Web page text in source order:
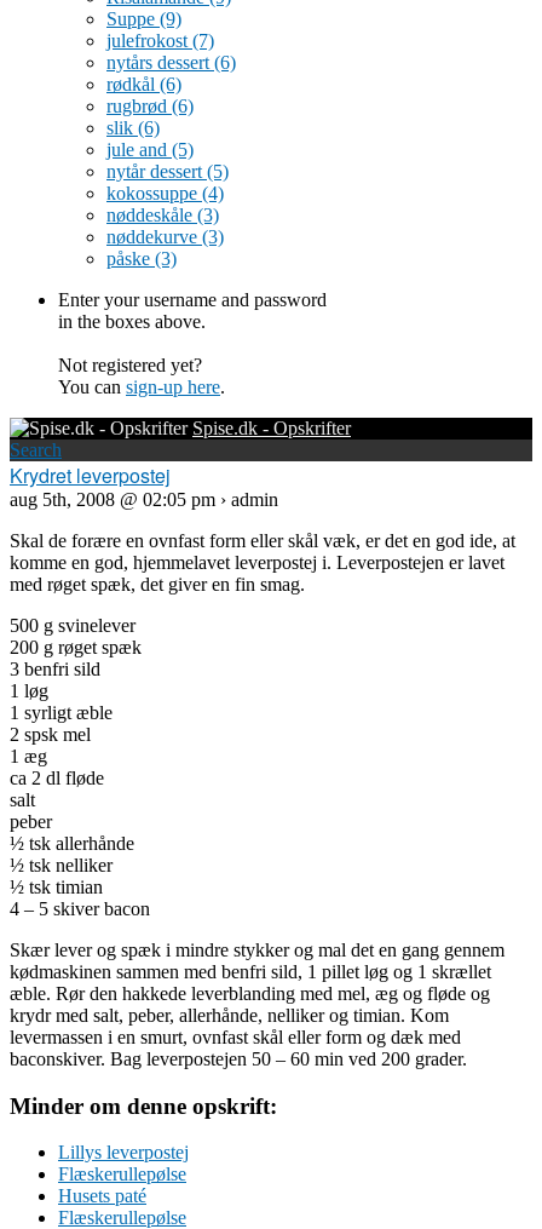
Suppe (9)
julefrokost (7)
nytårs dessert (6)
rødkål (6)
rugbrød (6)
slik (6)
jule and (5)
nytår dessert (5)
kokossuppe (4)
nøddeskåle (3)
nøddekurve (3)
påske (3)
Enter your username and password
in the boxes above.
Not registered yet?
You can sign-up here.
Spise.dk - Opskrifter
Search
Krydret leverpostej
aug 5th, 2008 @ 02:05 pm › admin
Skal de forære en ovnfast form eller skål væk, er det en god ide, at
komme en god, hjemmelavet leverpostej i. Leverpostejen er lavet
med røget spæk, det giver en fin smag.
500 g svinelever
200 g røget spæk
3 benfri sild
1 løg
1 syrligt æble
2 spsk mel
1 æg
ca 2 dl fløde
salt
peber
½ tsk allerhånde
½ tsk nelliker
½ tsk timian
4 – 5 skiver bacon
Skær lever og spæk i mindre stykker og mal det en gang gennem
kødmaskinen sammen med benfri sild, 1 pillet løg og 1 skrællet
æble. Rør den hakkede leverblanding med mel, æg og fløde og
krydr med salt, peber, allerhånde, nelliker og timian. Kom
levermassen i en smurt, ovnfast skål eller form og dæk med
baconskiver. Bag leverpostejen 50 – 60 min ved 200 grader.
Minder om denne opskrift:
Lillys leverpostej
Flæskerullepølse
Husets paté
Flæskerullepølse